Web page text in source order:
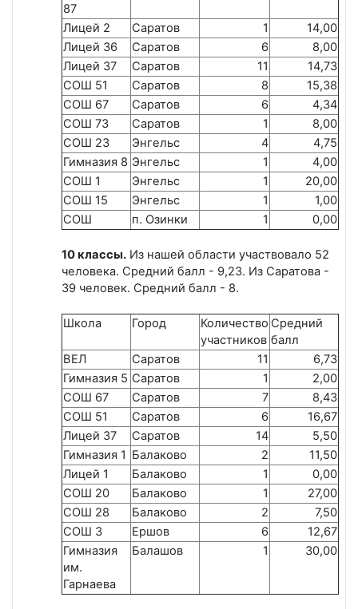
87
Лицей 2 Саратов 1
14,00
Лицей 36
Саратов 6
8,00
Лицей 37
Саратов 11
14,73
СОШ 51
Саратов 8
15,38
СОШ 67
Саратов 6
4,34
СОШ 73
Саратов 1
8,00
СОШ 23
Энгельс 4
4,75
Гимназия 8 Энгельс 1
4,00
СОШ 1
Энгельс 1
20,00
СОШ 15
Энгельс 1
1,00
СОШ
п. Озинки 1 0,00
10 классы. Из нашей области участвовало 52
человека. Средний балл - 9,23. Из Саратова -
39 человек. Средний балл - 8.
Школа Город
Количество
участников
Средний
балл
ВЕЛ
Саратов 11
6,73
Гимназия 5 Саратов 1
2,00
СОШ 67
Саратов 7
8,43
СОШ 51
Саратов 6
16,67
Лицей 37
Саратов 14
5,50
Гимназия 1 Балаково 2
11,50
Лицей 1
Балаково 1
0,00
СОШ 20
Балаково 1
27,00
СОШ 28
Балаково 2
7,50
СОШ 3
Ершов 6
12,67
Гимназия
им.
Гарнаева
Балашов 1 30,00